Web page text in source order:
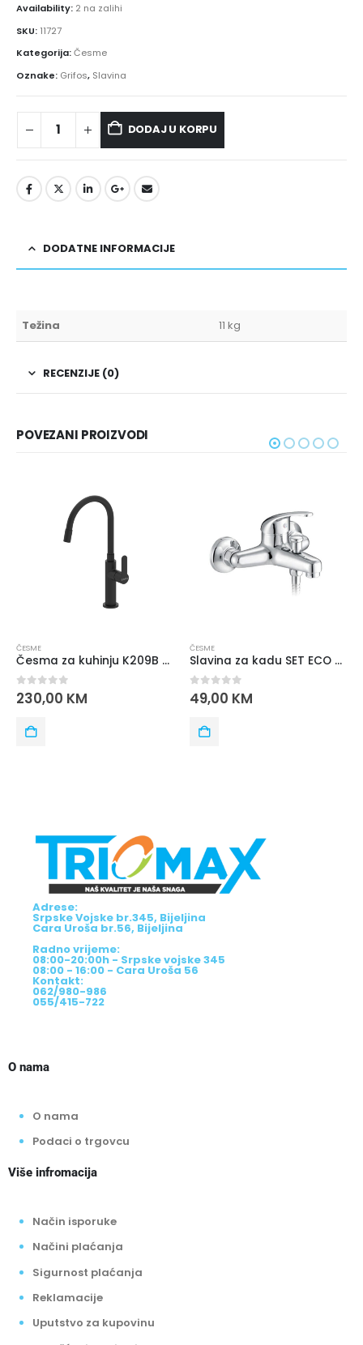
Availability: 2 na zalihi
SKU: 11727
Kategorija:Česme
Oznake: Grifos, Slavina
DODAJ U KORPU
DODATNE INFORMACIJE
Težina 11 kg
RECENZIJE (0)
POVEZANI PROIZVODI
ČESME
Česma za kuhinju K209B FLEX CRNA BLITZ
0out of 5
230,00 KM
ČESME
Slavina za kadu SET ECO Grifos
0out of 5
49,00 KM
Adrese:
Srpske Vojske br.345, Bijeljina
Cara Uroša br.56, Bijeljina
Radno vrijeme:
08:00-20:00h - Srpske vojske 345
08:00 - 16:00 - Cara Uroša 56
Kontakt:
062/980-986
055/415-722
O nama
O nama
Podaci o trgovcu
Više infromacija
Način isporuke
Načini plaćanja
Sigurnost plaćanja
Reklamacije
Uputstvo za kupovinu